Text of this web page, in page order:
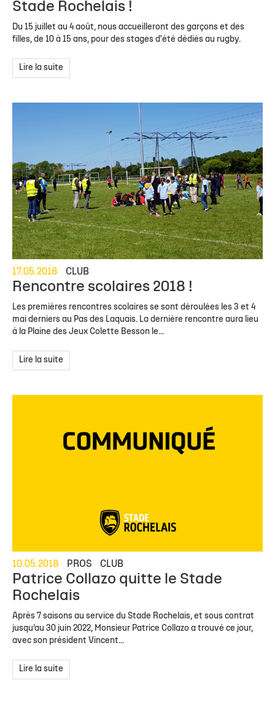
Stade Rochelais !
Du 15 juillet au 4 août, nous accueilleront des garçons et des
filles, de 10 à 15 ans, pour des stages d'été dédiés au rugby.
Lire la suite
17.05.2018 CLUB
Rencontre scolaires 2018 !
Les premières rencontres scolaires se sont déroulées les 3 et 4
mai derniers au Pas des Laquais. La dernière rencontre aura lieu
à la Plaine des Jeux Colette Besson le...
Lire la suite
10.05.2018 PROS CLUB
Patrice Collazo quitte le Stade
Rochelais
Après 7 saisons au service du Stade Rochelais, et sous contrat
jusqu’au 30 juin 2022, Monsieur Patrice Collazo a trouvé ce jour,
avec son président Vincent...
Lire la suite